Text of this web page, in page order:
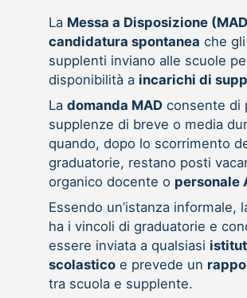
La Messa a Disposizione
candidatura spontanea che
supplenti inviano alle scuole
disponibilità a incarichi di
La domanda MADconsente di
supplenze di breve o media
quando, dopo lo scorrimento
graduatorie, restano posti
organico docente o personale
Essendo un’istanza informale,
ha i vincoli di graduatorie e
essere inviata a qualsiasi
scolasticoe prevede un
tra scuola e supplente.